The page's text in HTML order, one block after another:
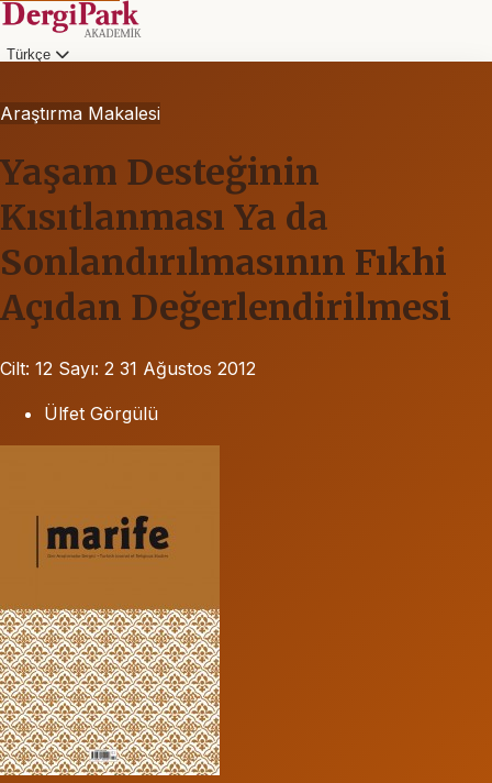
Türkçe
Araştırma Makalesi
Yaşam Desteğinin
Kısıtlanması Ya da
Sonlandırılmasının Fıkhi
Açıdan Değerlendirilmesi
Cilt: 12 Sayı: 2 31 Ağustos 2012
Ülfet Görgülü